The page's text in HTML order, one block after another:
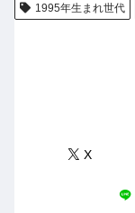
1995年生まれ世代
X